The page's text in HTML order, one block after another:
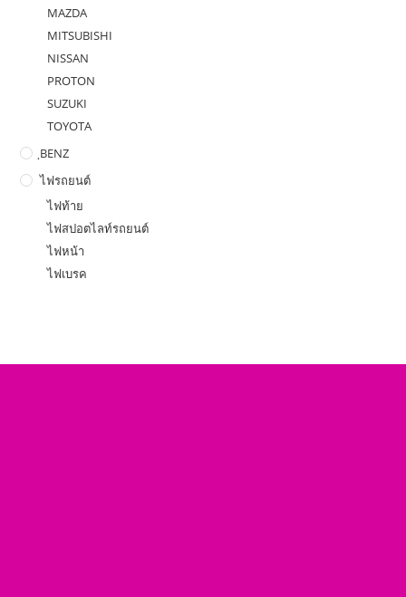
MAZDA
MITSUBISHI
NISSAN
PROTON
SUZUKI
TOYOTA
ฺBENZ
ไฟรถยนต์
ไฟท้าย
ไฟสปอตไลท์รถยนต์
ไฟหน้า
ไฟเบรค